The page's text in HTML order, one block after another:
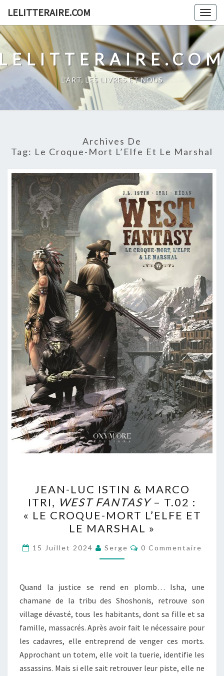
content
LELITTERAIRE.COM
L'ART, LES LIVRES ET NOUS
Archives De
Tag: Le Croque-Mort L’Elfe Et Le Marshal
LUC
ISTIN
&
MARCO
ITRI,
WEST
–
T.02
:
« LE
CROQUE-
MORT
L’ELFE
JEAN-LUC ISTIN & MARCO
ITRI, WEST FANTASY– T.02 :
« LE CROQUE-MORT L’ELFE ET
LE MARSHAL »
15 Juillet 2024 Serge Commentaires
0 Commentaire
Quand la justice se rend en plomb… Isha, une
chamane de la tribu des Shoshonis, retrouve son
village dévasté, tous les habitants, dont sa fille et sa
famille, massacrés. Après avoir fait le nécessaire pour
les cadavres, elle entreprend de venger ces morts.
Approchant un totem, elle voit la tuerie, identifie les
assassins. Mais si elle sait retrouver leur piste, elle ne